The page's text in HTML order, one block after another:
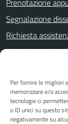
Per fornire le migliori
memorizzare e/o
tecnologie ci
o ID unici su questo
negativamente su
Segnalazione
Richiesta
Amministrazione
Note legali
Dichiarazione di
Piano di